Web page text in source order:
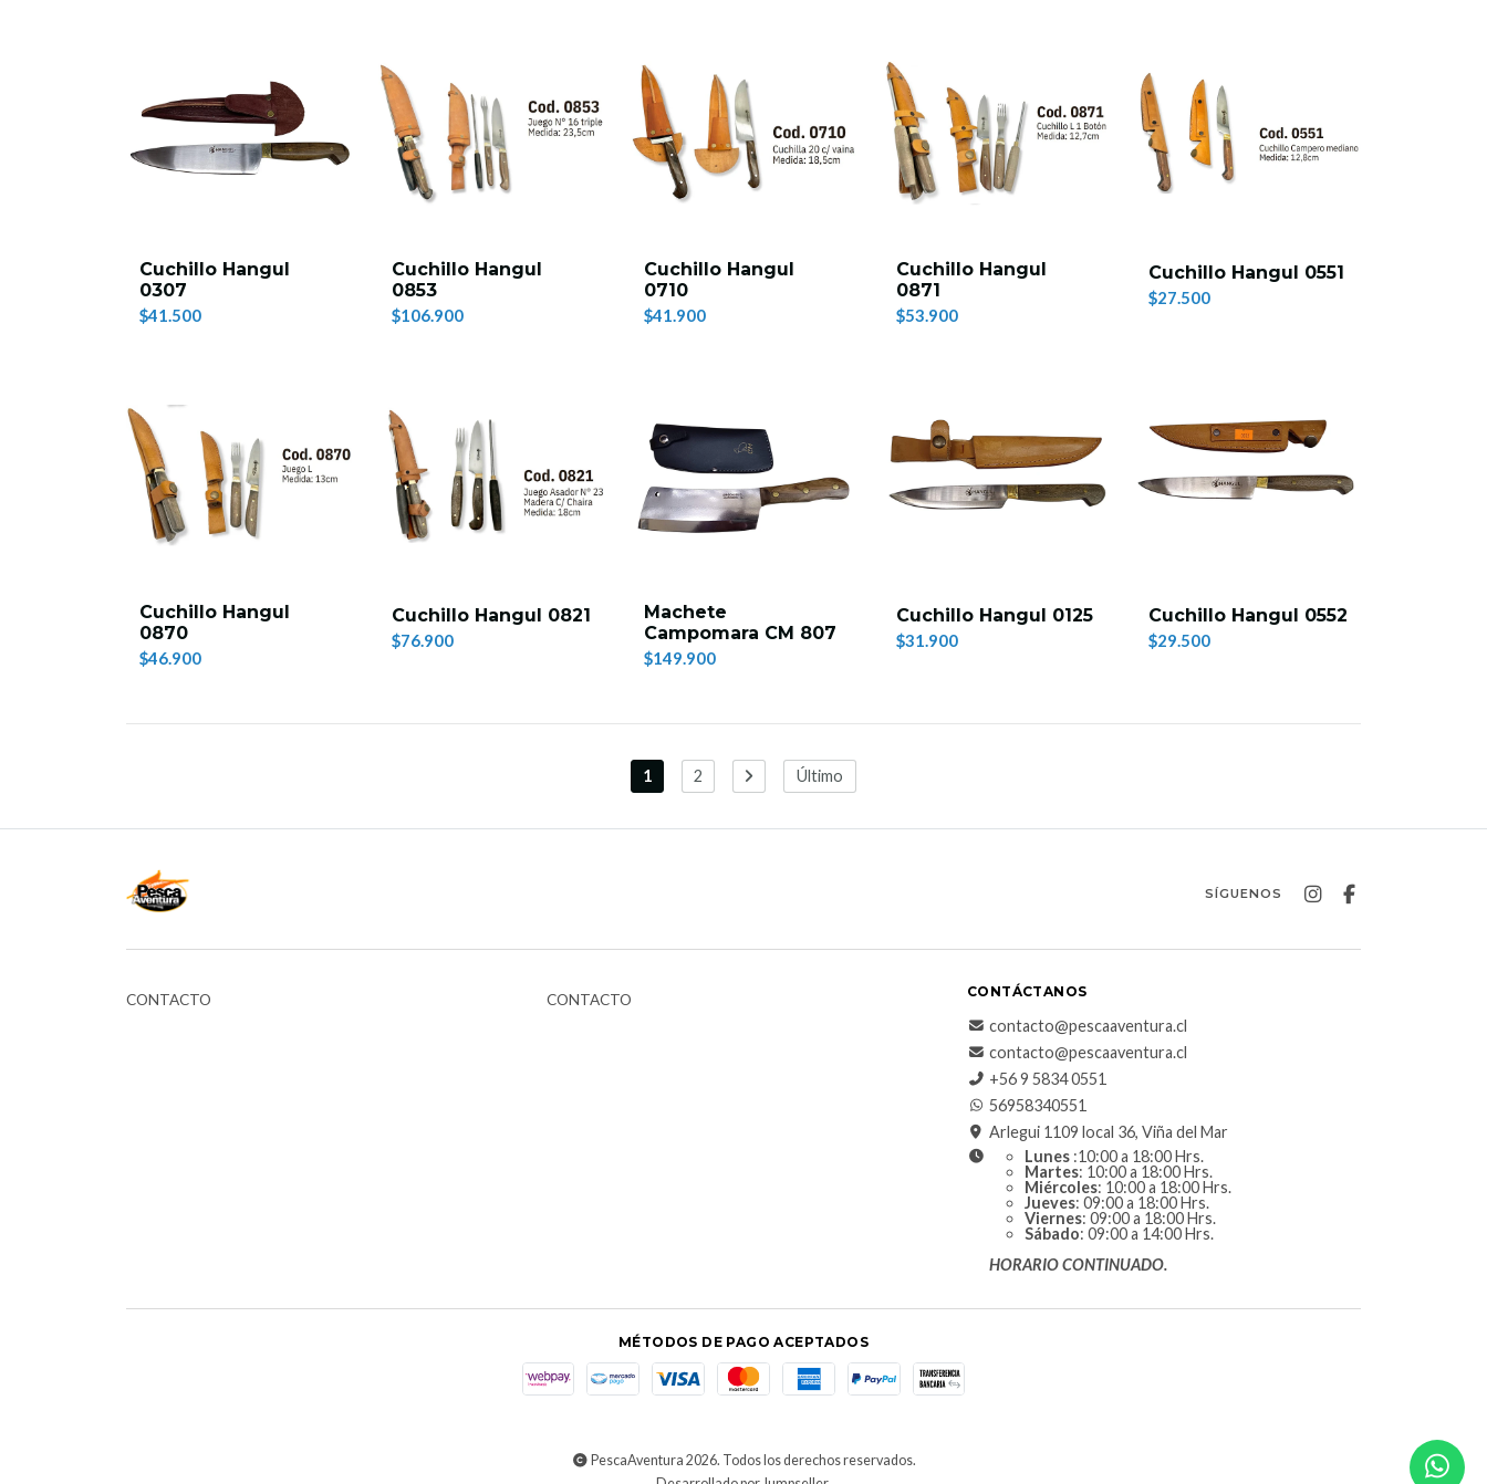
Cuchillo Hangul
0307
$41.500
Cuchillo Hangul
0853
$106.900
Cuchillo Hangul
0710
$41.900
Cuchillo Hangul
0871
$53.900
Cuchillo Hangul 0551
$27.500
Cuchillo Hangul
0870
$46.900
Cuchillo Hangul 0821
$76.900
Machete
Campomara CM 807
$149.900
Cuchillo Hangul 0125
$31.900
Cuchillo Hangul 0552
$29.500
1 2 Último
SÍGUENOS
CONTACTO CONTACTO CONTÁCTANOS
contacto@pescaaventura.cl
contacto@pescaaventura.cl
+56 9 5834 0551
56958340551
Arlegui 1109 local 36, Viña del Mar
Lunes :10:00 a 18:00 Hrs.
Martes: 10:00 a 18:00 Hrs.
Miércoles: 10:00 a 18:00 Hrs.
Jueves: 09:00 a 18:00 Hrs.
Viernes: 09:00 a 18:00 Hrs.
Sábado: 09:00 a 14:00 Hrs.
HORARIO CONTINUADO.
MÉTODOS DE PAGO ACEPTADOS
PescaAventura 2026. Todos los derechos reservados.